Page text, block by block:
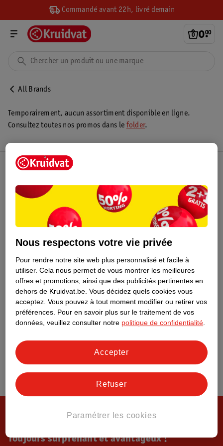
Commandé avant 22h, livré demain
0.
00
All Brands
Temporairement, aucun assortiment disponible en ligne.
Consultez toutes nos promos dans le folder.
Toujours surprenant et avantageux !
Nous respectons votre vie privée
Pour rendre notre site web plus personnalisé et facile à
utiliser. Cela nous permet de vous montrer les meilleures
offres et promotions, ainsi que des publicités pertinentes en
dehors de Kruidvat.be. Vous décidez quels cookies vous
acceptez. Vous pouvez à tout moment modifier ou retirer vos
préférences. Pour en savoir plus sur le traitement de vos
données, veuillez consulter notre politique de confidentialité
Paramétrer les cookies
Refuser
Accepter